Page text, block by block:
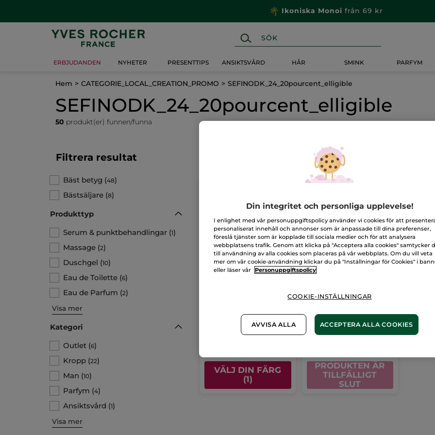
Ikoniska Monoi från 69 kr
ERBJUDANDEN NYHETER PRESENTTIPS ANSIKTSVÅRD HÅR SMINK PARFYM
Hem CATEGORIE_LOCAL_CREATION_PROMO SEFINODK_24_20pourcent_elligible
SEFINODK_24_20pourcent_elligible
50 produkt(er) funnen/funna
Filtrera resultat
Bäst betyg (48)
Bästsäljare (8)
Produkttyp
Serum & punktbehandlingar (1)
Massage (2)
Duschgel (10)
Eau de Toilette (6)
Eau de Parfum (2)
Visa mer
Kategori
Outlet (6)
Kropp (22)
Man (10)
Parfym (4)
Ansiktsvård (1)
Visa mer
VÄLJ DIN FÄRG
(1)
kroppspeeling,
PRODUKTEN ÄR
TILLFÄLLIGT
SLUT
Din integritet och personliga upplevelse!
I enlighet med vår personuppgiftspolicy använder vi cookies för att
personaliserat innehåll och annonser som är anpassade till dina preferenser,
föreslå tjänster som är kopplade till sociala medier och för att analysera
webbplatsens trafik. Genom att klicka på "Acceptera alla cookies" samtycker
till användning av alla cookies som placeras på vår webbplats. Om du vill veta
mer om vår cookie-användning klickar du på "Inställningar för Cookies" i
eller läser vår
Personuppgiftspolicy
COOKIE-INSTÄLLNINGAR
AVVISA ALLA ACCEPTERA ALLA COOKIES